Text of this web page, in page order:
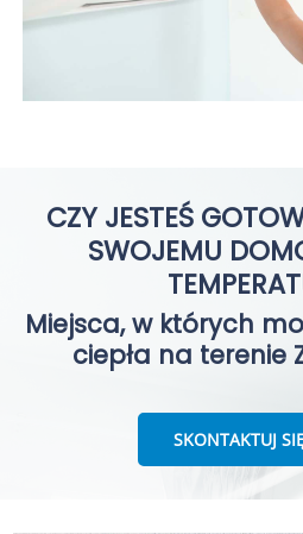
CZY JESTEŚ
SWOJEMU
Miejsca, w których
ciepła na terenie
SKONTAKTUJ